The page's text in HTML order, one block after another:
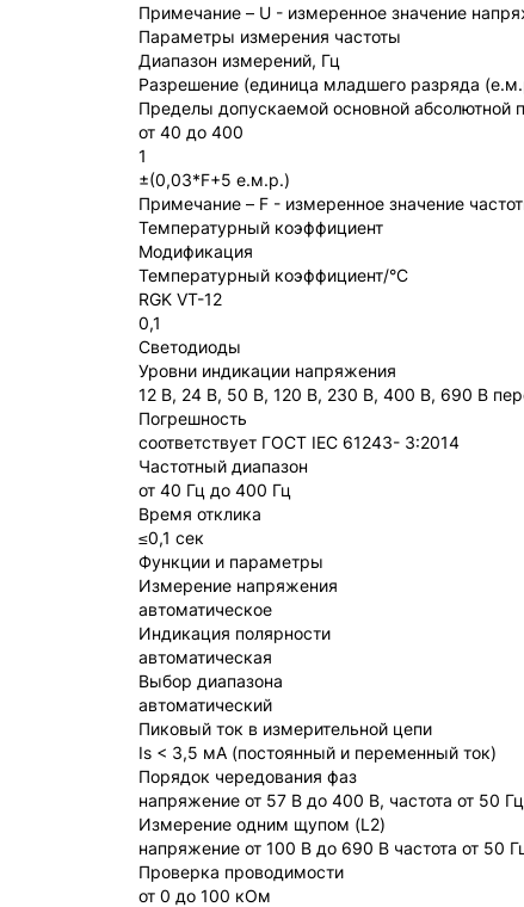
Примечание – U - измеренное значение
Параметры измерения частоты
Диапазон измерений, Гц
Разрешение (единица младшего разряда
Пределы допускаемой основной абсолютной
от 40 до 400
1
±(0,03*F+5 е.м.р.)
Примечание – F - измеренное значение
Температурный коэффициент
Модификация
Температурный коэффициент/°С
RGK VT-12
0,1
Светодиоды
Уровни индикации напряжения
12 В, 24 В, 50 В, 120 В, 230 В, 400 В, 690 В
Погрешность
соответствует ГОСТ IEC 61243- 3:2014
Частотный диапазон
от 40 Гц до 400 Гц
Время отклика
≤0,1 сек
Функции и параметры
Измерение напряжения
автоматическое
Индикация полярности
автоматическая
Выбор диапазона
автоматический
Пиковый ток в измерительной цепи
Is < 3,5 мА (постоянный и переменный ток)
Порядок чередования фаз
напряжение от 57 В до 400 В, частота от 50
Измерение одним щупом (L2)
напряжение от 100 В до 690 В частота от 50
Проверка проводимости
от 0 до 100 кОм